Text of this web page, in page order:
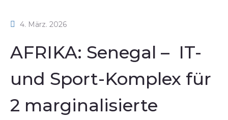
4. März. 2026
AFRIKA: Senegal – IT-
und Sport-Komplex für
2 marginalisierte